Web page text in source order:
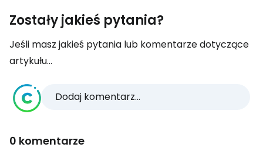
Zostały jakieś pytania?
Jeśli masz jakieś pytania lub komentarze dotyczące
artykułu...
Dodaj komentarz...
0 komentarze